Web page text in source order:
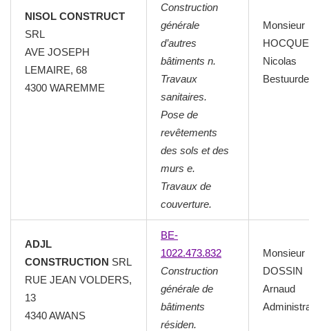
NISOL CONSTRUCT
SRL
AVE JOSEPH
LEMAIRE, 68
4300 WAREMME
Construction
générale
d’autres
bâtiments n.
Travaux
sanitaires.
Pose de
revêtements
des sols et des
murs e.
Travaux de
couverture.
Monsieur
Nicolas
ADJL
CONSTRUCTION SRL
RUE JEAN VOLDERS,
13
4340 AWANS
BE-
1022.473.832
Construction
générale de
bâtiments
résiden.
Monsieur
DOSSIN
Arnaud